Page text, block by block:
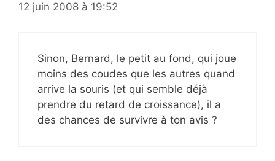
12 juin 2008 à 19:52
Sinon, Bernard, le petit au fond, qui joue
moins des coudes que les autres quand
arrive la souris (et qui semble déjà
prendre du retard de croissance), il a
des chances de survivre à ton avis ?